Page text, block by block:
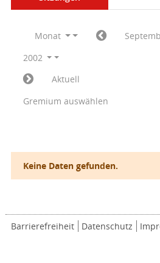
Monat
2002
Aktuell
Gremium auswählen
Keine Daten gefunden.
Barrierefreiheit Datenschutz